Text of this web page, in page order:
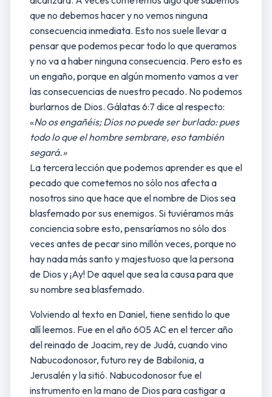
que no debemos hacer y no vemos ninguna
consecuencia inmediata. Esto nos suele llevar a
pensar que podemos pecar todo lo que queramos
y no va a haber ninguna consecuencia. Pero esto es
un engaño, porque en algún momento vamos a ver
las consecuencias de nuestro pecado. No podemos
burlarnos de Dios. Gálatas 6:7 dice al respecto:
«No os engañéis; Dios no puede ser burlado: pues
todo lo que el hombre sembrare, eso también
segará.»
La tercera lección que podemos aprender es que el
pecado que cometemos no sólo nos afecta a
nosotros sino que hace que el nombre de Dios sea
blasfemado por sus enemigos. Si tuviéramos más
conciencia sobre esto, pensaríamos no sólo dos
veces antes de pecar sino millón veces, porque no
hay nada más santo y majestuoso que la persona
de Dios y ¡Ay! De aquel que sea la causa para que
su nombre sea blasfemado.
Volviendo al texto en Daniel, tiene sentido lo que
allí leemos. Fue en el año 605 AC en el tercer año
del reinado de Joacim, rey de Judá, cuando vino
Nabucodonosor, futuro rey de Babilonia, a
Jerusalén y la sitió. Nabucodonosor fue el
instrumento en la mano de Dios para castigar a